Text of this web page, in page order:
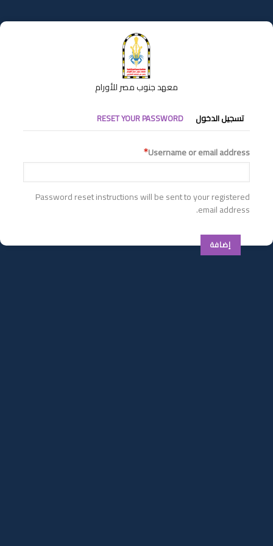
إلى
المحتوى
معهد جنوب مصر للأورام
التبويبات
الأساسية
تسجيل الدخول RESET YOUR PASSWORD
Username or email address
Password reset instructions will be sent to your registered
email address.